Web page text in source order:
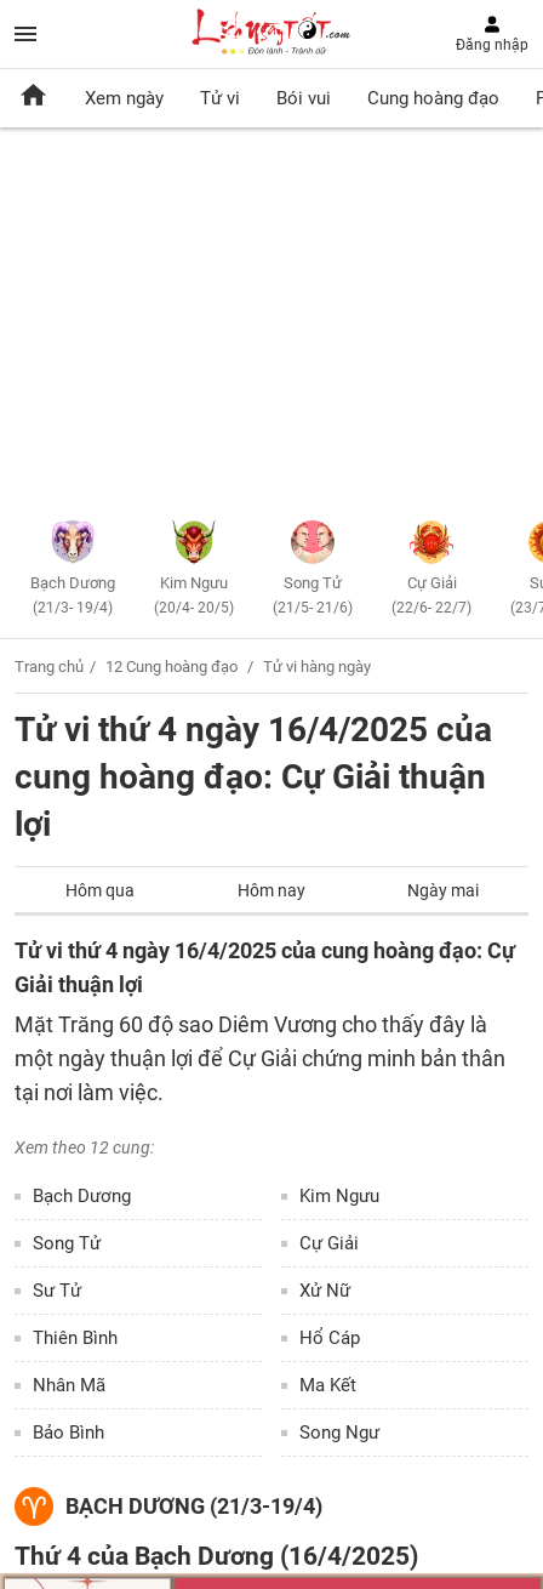
Đăng nhập
Xem ngày Tử vi Bói vui Cung hoàng đạo
Bạch Dương
(21/3- 19/4)
Kim Ngưu
(20/4- 20/5)
Song Tử
(21/5- 21/6)
Cự Giải
(22/6- 22/7) (23/
Trang chủ 12 Cung hoàng đạo Tử vi hàng ngày
Tử vi thứ 4 ngày 16/4/2025 của
cung hoàng đạo: Cự Giải thuận
lợi
Hôm qua Hôm nay Ngày mai
Tử vi thứ 4 ngày 16/4/2025 của cung hoàng đạo: Cự
Giải thuận lợi
Mặt Trăng 60 độ sao Diêm Vương cho thấy đây là
một ngày thuận lợi để Cự Giải chứng minh bản thân
tại nơi làm việc.
Xem theo 12 cung:
Bạch Dương Kim Ngưu
Song Tử Cự Giải
Sư Tử Xử Nữ
Thiên Bình Hổ Cáp
Nhân Mã Ma Kết
Bảo Bình Song Ngư
BẠCH DƯƠNG (21/3-19/4)
Thứ 4 của Bạch Dương (16/4/2025)